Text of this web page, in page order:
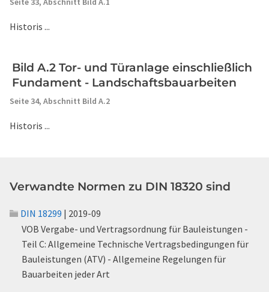
Historis ...
Bild A.2 Tor- und Türanlage einschließlich
Fundament - Landschaftsbauarbeiten
Seite 34, Abschnitt Bild A.2
Historis ...
Verwandte Normen zu DIN 18320 sind
DIN 18299 | 2019-09
VOB Vergabe- und Vertragsordnung für Bauleistungen -
Teil C: Allgemeine Technische Vertragsbedingungen für
Bauleistungen (ATV) - Allgemeine Regelungen für
Bauarbeiten jeder Art